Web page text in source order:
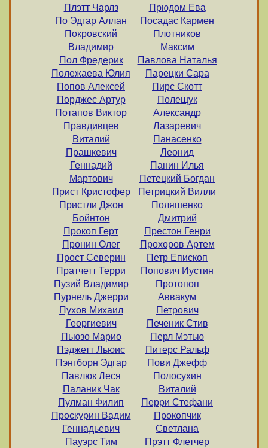
Плэтт Чарлз
По Эдгар Аллан
Покровский
Владимир
Пол Фредерик
Полежаева Юлия
Попов Алексей
Порджес Артур
Потапов Виктор
Правдивцев
Виталий
Прашкевич
Геннадий
Мартович
Прист Кристофер
Пристли Джон
Бойнтон
Прокоп Герт
Пронин Олег
Прост Северин
Пратчетт Терри
Пузий Владимир
Пурнель Джерри
Пухов Михаил
Георгиевич
Пьюзо Марио
Пэджетт Льюис
Пэнгборн Эдгар
Павлюк Леся
Паланик Чак
Пулман Филип
Проскурин Вадим
Геннадьевич
Пауэрс Тим
Прюдом Ева
Посадас Кармен
Плотников
Максим
Павлова Наталья
Парецки Сара
Пирс Скотт
Полещук
Александр
Лазаревич
Панасенко
Леонид
Панин Илья
Петецкий Богдан
Петрицкий Вилли
Поляшенко
Дмитрий
Престон Генри
Прохоров Артем
Петр Епископ
Попович Иустин
Протопоп
Аввакум
Петрович
Печеник Стив
Перл Мэтью
Питерс Ральф
Пови Джефф
Полосухин
Виталий
Перри Стефани
Прокопчик
Светлана
Прэтт Флетчер